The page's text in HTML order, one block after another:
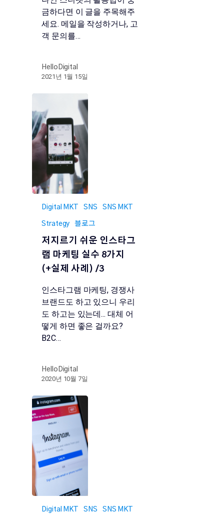
금하다면 이 글을 주목해주
세요. 메일을 작성하거나, 고
객 문의를…
HelloDigital
2021년 1월 15일
Digital MKT SNS SNS MKT
Strategy 블로그
저지르기 쉬운 인스타그
램 마케팅 실수 8가지
(+실제 사례) /3
인스타그램 마케팅, 경쟁사
브랜드도 하고 있으니 우리
도 하고는 있는데... 대체 어
떻게 하면 좋은 걸까요?
B2C…
HelloDigital
2020년 10월 7일
Digital MKT SNS SNS MKT